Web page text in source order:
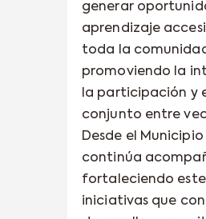
generar
aprendizaje
toda la
promoviendo la
la participación y
conjunto entre
Desde el Municipio
continúa
fortaleciendo
iniciativas que